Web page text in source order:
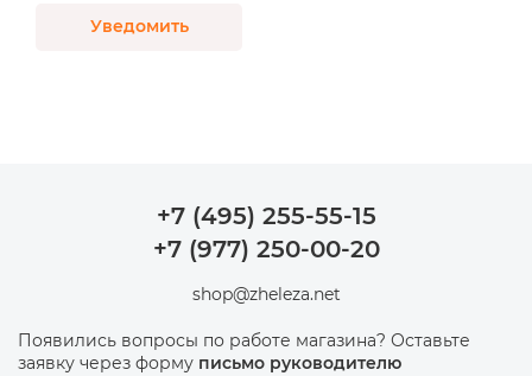
Уведомить
+7 (495) 255-55-15
+7 (977) 250-00-20
shop@zheleza.net
Появились вопросы по работе магазина? Оставьте
заявку через форму письмо руководителю